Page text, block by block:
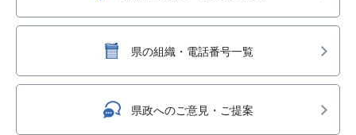
県の組織・電話番号一覧
県政へのご意見・ご提案